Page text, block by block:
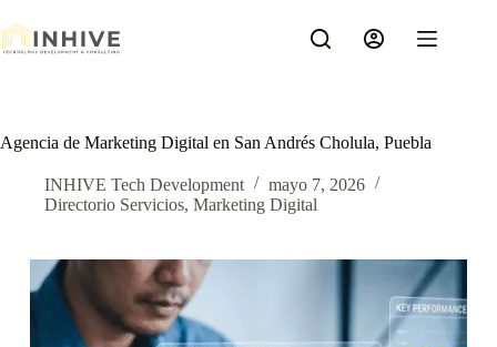
al
contenido
Agencia de Marketing Digital en San Andrés Cholula, Puebla
INHIVE Tech Development
mayo 7, 2026
Directorio Servicios, Marketing Digital